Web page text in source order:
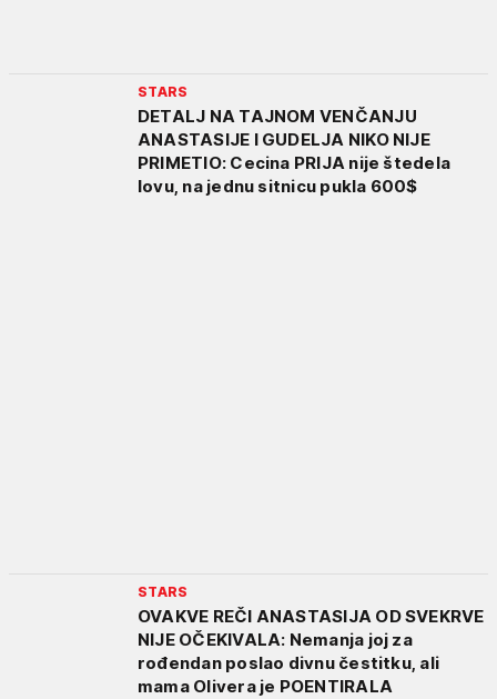
STARS
DETALJ NA TAJNOM VENČANJU
ANASTASIJE I GUDELJA NIKO NIJE
PRIMETIO: Cecina PRIJA nije štedela
lovu, na jednu sitnicu pukla 600$
STARS
OVAKVE REČI ANASTASIJA OD SVEKRVE
NIJE OČEKIVALA: Nemanja joj za
rođendan poslao divnu čestitku, ali
mama Olivera je POENTIRALA